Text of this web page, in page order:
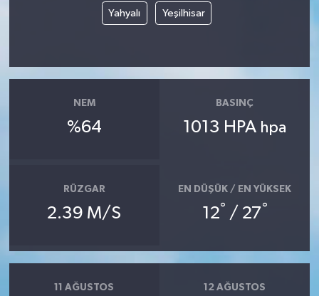
Yahyalı Yeşilhisar
NEM
%64
BASINÇ
1013 HPA hpa
RÜZGAR
2.39 M/S
EN DÜŞÜK / EN YÜKSEK
12° / 27°
11 AĞUSTOS 12 AĞUSTOS